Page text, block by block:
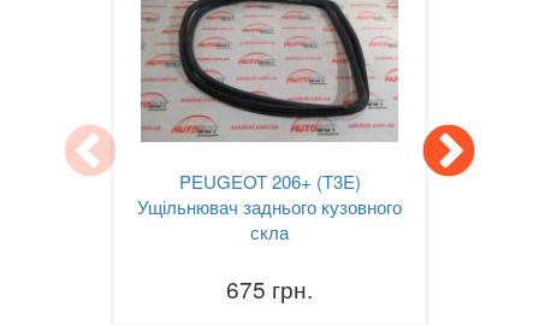
VOLKSWAGEN
В наявності! keyboard_arrow_down
PEUGEOT 206+ (T3E)
Ущільнювач заднього кузовного
скла
675 грн.